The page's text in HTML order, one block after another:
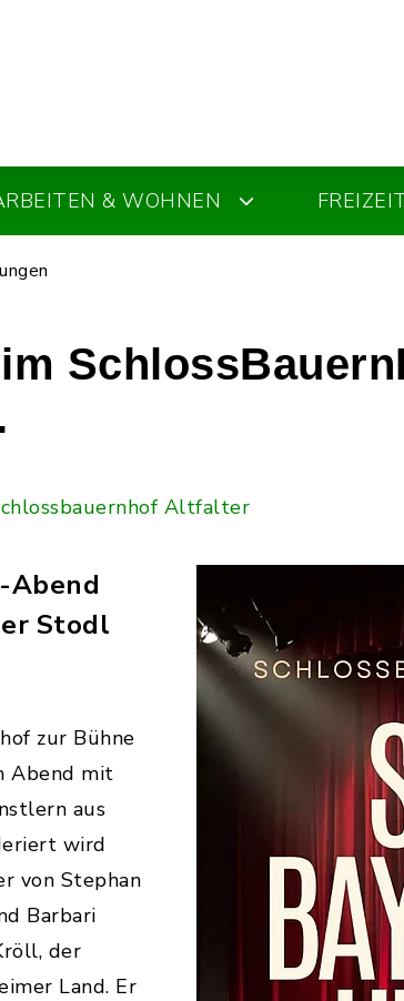
& WOHNEN
Altfalter
Abend
Stodl
zur Bühne
Abend mit
aus
wird
von Stephan
Barbari
der
Land. Er